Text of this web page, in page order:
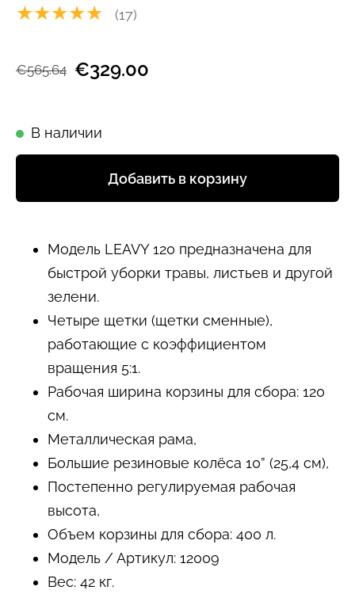
★★★★★ (17)
€565.64 €329.00
В наличии
Добавить в корзину
Модель LEAVY 120 предназначена для
быстрой уборки травы, листьев и другой
зелени.
Четыре щетки (щетки сменные),
работающие с коэффициентом
вращения 5:1.
Рабочая ширина корзины для сбора: 120
см.
Металлическая рама,
Большие резиновые колёса 10” (25,4 см),
Постепенно регулируемая рабочая
высота,
Объем корзины для сбора: 400 л.
Модель / Артикул: 12009
Вес: 42 кг.